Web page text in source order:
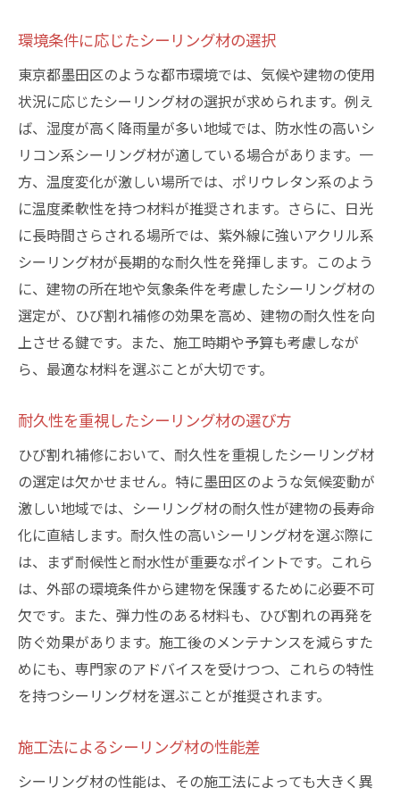
環境条件に応じたシーリング材の選択
東京都墨田区のような都市環境では、気候や建物の使用
状況に応じたシーリング材の選択が求められます。例え
ば、湿度が高く降雨量が多い地域では、防水性の高いシ
リコン系シーリング材が適している場合があります。一
方、温度変化が激しい場所では、ポリウレタン系のよう
に温度柔軟性を持つ材料が推奨されます。さらに、日光
に長時間さらされる場所では、紫外線に強いアクリル系
シーリング材が長期的な耐久性を発揮します。このよう
に、建物の所在地や気象条件を考慮したシーリング材の
選定が、ひび割れ補修の効果を高め、建物の耐久性を向
上させる鍵です。また、施工時期や予算も考慮しなが
ら、最適な材料を選ぶことが大切です。
耐久性を重視したシーリング材の選び方
ひび割れ補修において、耐久性を重視したシーリング材
の選定は欠かせません。特に墨田区のような気候変動が
激しい地域では、シーリング材の耐久性が建物の長寿命
化に直結します。耐久性の高いシーリング材を選ぶ際に
は、まず耐候性と耐水性が重要なポイントです。これら
は、外部の環境条件から建物を保護するために必要不可
欠です。また、弾力性のある材料も、ひび割れの再発を
防ぐ効果があります。施工後のメンテナンスを減らすた
めにも、専門家のアドバイスを受けつつ、これらの特性
を持つシーリング材を選ぶことが推奨されます。
施工法によるシーリング材の性能差
シーリング材の性能は、その施工法によっても大きく異